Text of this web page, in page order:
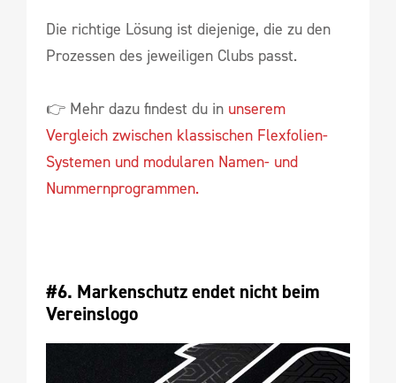
Die richtige Lösung ist diejenige, die zu den
Prozessen des jeweiligen Clubs passt.
👉 Mehr dazu findest du in unserem
Vergleich zwischen klassischen Flexfolien-
Systemen und modularen Namen- und
Nummernprogrammen.
#6. Markenschutz endet nicht beim
Vereinslogo